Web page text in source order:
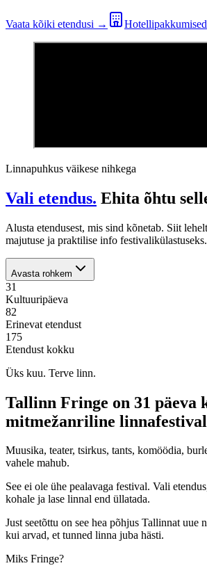
Vaata kõiki etendusi → Hotellipakkumised
Linnapuhkus väikese nihkega
Vali etendus. Ehita õhtu
Alusta etendusest, mis sind kõnetab. Siit
majutuse ja praktilise info festivalikülastuseks.
Avasta rohkem
31
Kultuuripäeva
82
Erinevat etendust
175
Etendust kokku
Üks kuu. Terve linn.
Tallinn Fringe on 31 päeva
mitmežanriline
Muusika, teater, tsirkus, tants, komöödia,
vahele mahub.
See ei ole ühe pealavaga festival. Vali
kohale ja lase linnal end üllatada.
Just seetõttu on see hea põhjus Tallinnat uue
kui arvad, et tunned linna juba hästi.
Miks Fringe?